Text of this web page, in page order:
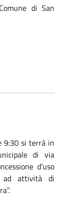
di San
9:30 si terrà in
di via
d’uso
ad attività di